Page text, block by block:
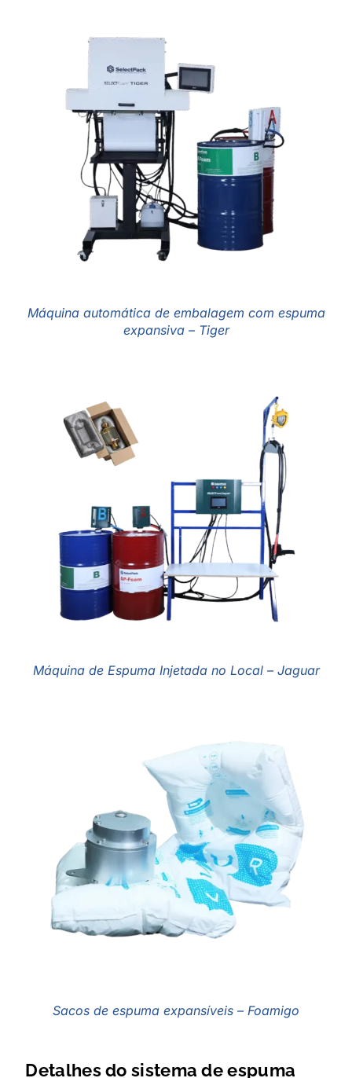
Máquina automática de embalagem com espuma
expansiva – Tiger
Máquina de Espuma Injetada no Local – Jaguar
Sacos de espuma expansíveis – Foamigo
Detalhes do sistema de espuma